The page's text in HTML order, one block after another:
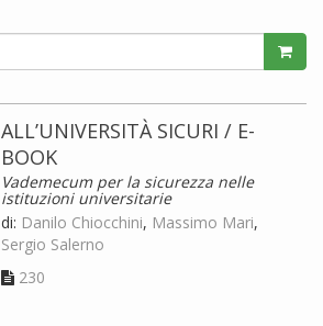
ALL’UNIVERSITÀ SICURI / E-
BOOK
Vademecum per la sicurezza nelle
istituzioni universitarie
di: Danilo Chiocchini, Massimo Mari,
Sergio Salerno
230